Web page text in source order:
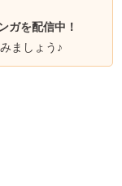
ガを配信中！
ましょう♪